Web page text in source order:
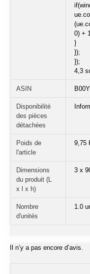
0) +
}
});
});
4,3
ASIN
Disponibilité
des pièces
détachées
Poids de
l'article
9,75
Dimensions
du produit (L
x l x h)
‎3 x
Nombre
d'unités
1.0
Il n’y a pas encore d’avis.